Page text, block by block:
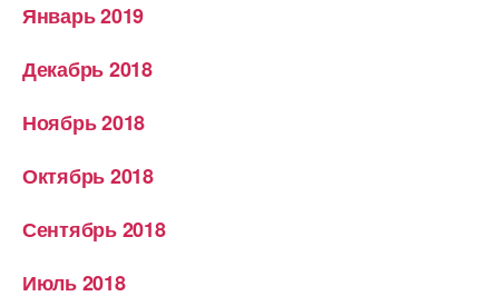
Январь 2019
Декабрь 2018
Ноябрь 2018
Октябрь 2018
Сентябрь 2018
Июль 2018